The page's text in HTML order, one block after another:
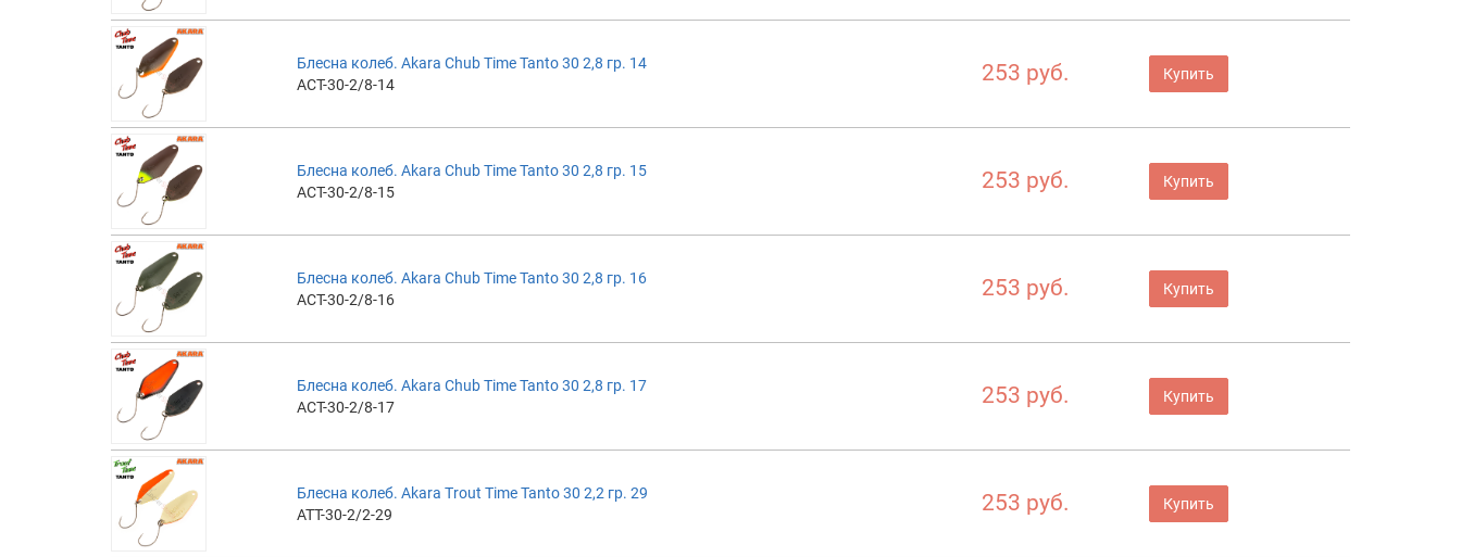
Блесна колеб. Akara Chub Time Tanto 30 2,8 гр. 14
ACT-30-2/8-14
253 руб. Купить
Блесна колеб. Akara Chub Time Tanto 30 2,8 гр. 15
ACT-30-2/8-15
253 руб. Купить
Блесна колеб. Akara Chub Time Tanto 30 2,8 гр. 16
ACT-30-2/8-16
253 руб. Купить
Блесна колеб. Akara Chub Time Tanto 30 2,8 гр. 17
ACT-30-2/8-17
253 руб. Купить
Блесна колеб. Akara Trout Time Tanto 30 2,2 гр. 29
ATT-30-2/2-29
253 руб. Купить